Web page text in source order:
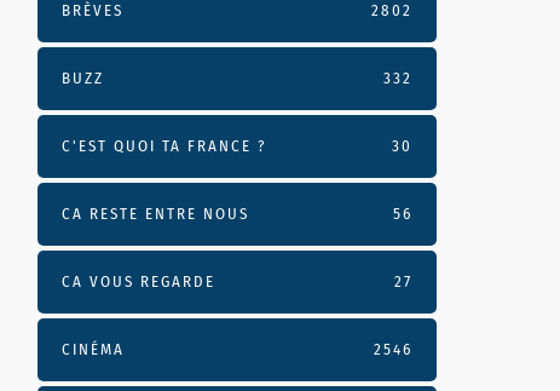
BRÈVES 2802
BUZZ 332
C'EST QUOI TA FRANCE ? 30
CA RESTE ENTRE NOUS 56
CA VOUS REGARDE 27
CINÉMA 2546